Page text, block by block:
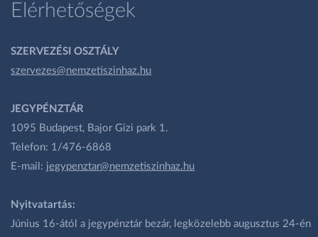
Elérhetőségek
SZERVEZÉSI OSZTÁLY
szervezes@nemzetiszinhaz.hu
JEGYPÉNZTÁR
1095 Budapest, Bajor Gizi park 1.
Telefon: 1/476-6868
E-mail: jegypenztar@nemzetiszinhaz.hu
Nyitvatartás:
Június 16-ától a jegypénztár bezár, legközelebb augusztus 24-én